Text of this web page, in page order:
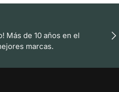
Más de 10 años en el
marcas.